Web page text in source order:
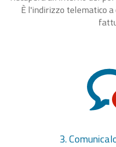
È l'indirizzo telematico
3.